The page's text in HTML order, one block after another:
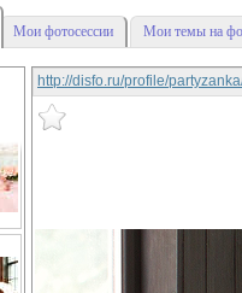
Мои фотосессии Мои темы на
http://disfo.ru/profile/